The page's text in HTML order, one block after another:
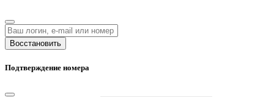
Восстановить
Подтверждение номера